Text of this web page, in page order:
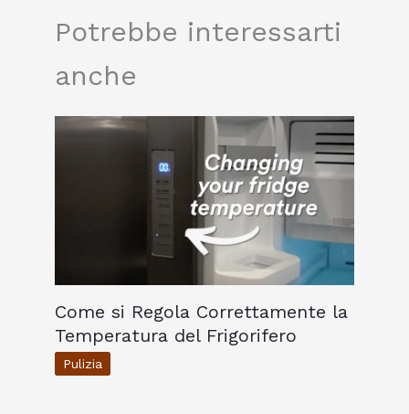
Potrebbe interessarti
anche
Come si Regola Correttamente la
Temperatura del Frigorifero
Pulizia